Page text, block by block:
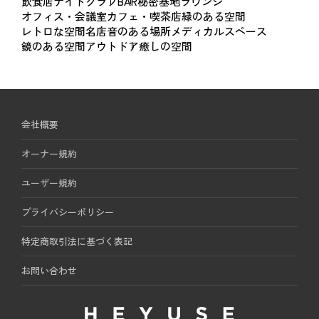
オフィス・会議室カフェ・喫茶店緑のある空間
レトロな空間名店音のある場所メディカルスペース
鏡のある空間アウトドア癒しの空間
会社概要
オーナー規約
ユーザー規約
プライバシーポリシー
特定商取引法に基づく表記
お問い合わせ